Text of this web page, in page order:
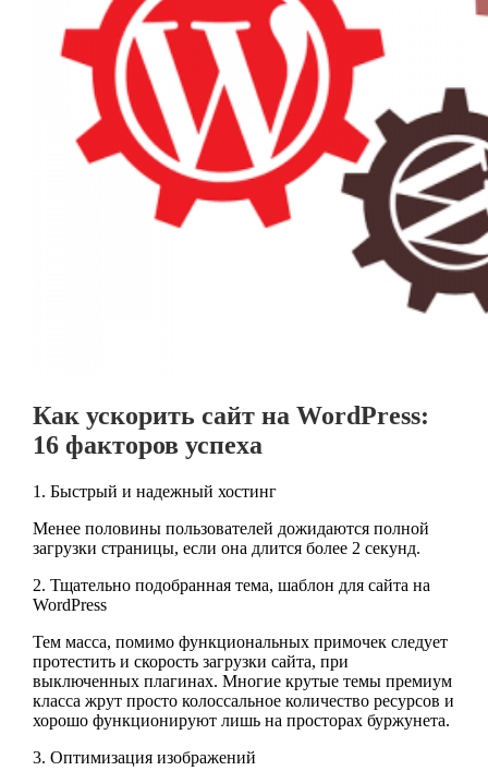
Как ускорить сайт на WordPress:
16 факторов успеха
1. Быстрый и надежный хостинг
Менее половины пользователей дожидаются полной
загрузки страницы, если она длится более 2 секунд.
2. Тщательно подобранная тема, шаблон для сайта на
WordPress
Тем масса, помимо функциональных примочек следует
протестить и скорость загрузки сайта, при
выключенных плагинах. Многие крутые темы премиум
класса жрут просто колоссальное количество ресурсов и
хорошо функционируют лишь на просторах буржунета.
3. Оптимизация изображений